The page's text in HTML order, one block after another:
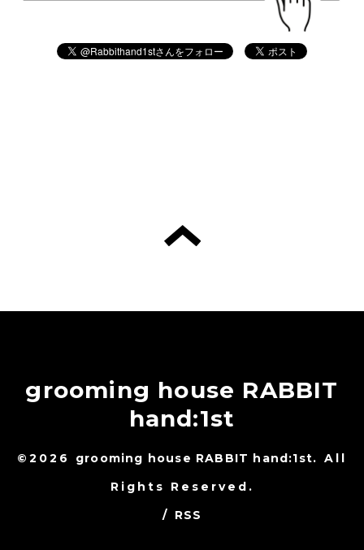
grooming house RABBIT
hand:1st
©2026 grooming house RABBIT hand:1st. All
Rights Reserved.
/ RSS